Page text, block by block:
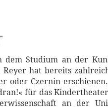
Studium an der
hat bereits
oder Czernin
für das
an der